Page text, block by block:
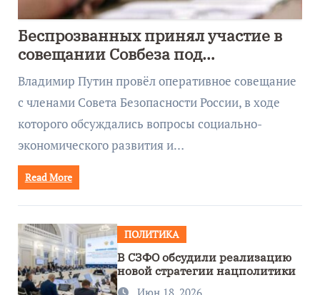
Беспрозванных принял участие в
совещании Совбеза под
руководством Путина
Владимир Путин провёл оперативное совещание
с членами Совета Безопасности России, в ходе
которого обсуждались вопросы социально-
экономического развития и…
Read More
ПОЛИТИКА
В СЗФО обсудили реализацию
новой стратегии нацполитики